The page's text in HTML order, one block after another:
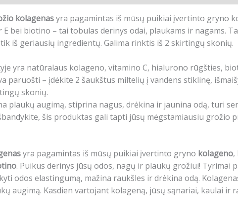
kolagenasyra pagamintas iš mūsų puikiai įvertinto gryno
E bei biotino – tai tobulas derinys odai, plaukams ir nagams.
iš geriausių ingredientų. Galima rinktis iš 2 skirtingų skonių.
yra natūralaus kolageno, vitamino C, hialurono rūgšties,
paruošti – įdėkite 2 šaukštus miltelių į vandens stiklinę,
skonių.
plaukų augimą, stiprina nagus, drėkina ir jaunina odą, turi
šis produktas gali tapti jūsų mėgstamiausiu grožio
yra pagamintas iš mūsų puikiai įvertinto gryno kolageno,
. Puikus derinys jūsų odos, nagų ir plaukų grožiui! Tyrimai
odos elastingumą, mažina raukšles ir drėkina odą.
augimą. Kasdien vartojant kolageną, jūsų sąnariai, kaulai ir